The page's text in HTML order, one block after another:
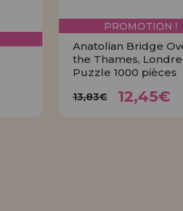
PROMOTION !
Anatolian Bridge
the Thames,
Puzzle 1000 pièces
13,83€ 12,45€